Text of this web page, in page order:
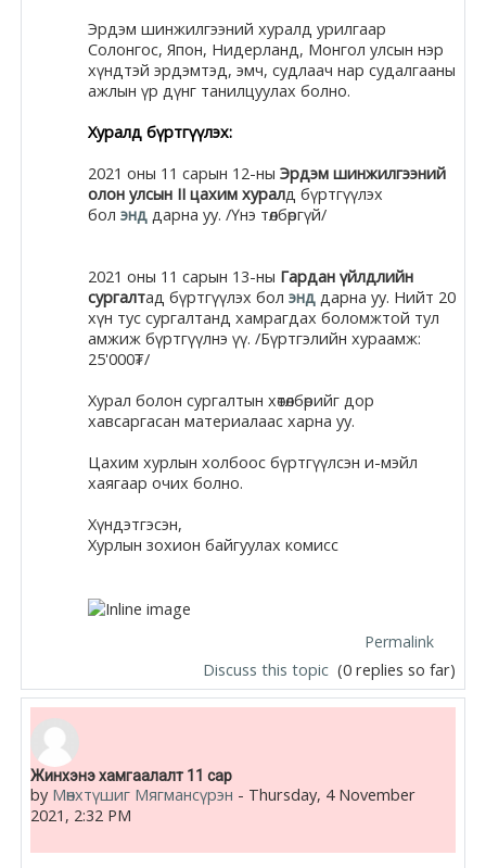
Эрдэм шинжилгээний хуралд урилгаар
Солонгос, Япон, Нидерланд, Монгол улсын нэр
хүндтэй эрдэмтэд, эмч, судлаач нар судалгааны
ажлын үр дүнг танилцуулах болно.
Хуралд бүртгүүлэх:
2021 оны 11 сарын 12-ны Эрдэм шинжилгээний
олон улсын II цахим хуралд бүртгүүлэх
бол энд дарна уу. /Үнэ төлбөргүй/
2021 оны 11 сарын 13-ны Гардан үйлдлийн
сургалтад бүртгүүлэх бол энд дарна уу. Нийт 20
хүн тус сургалтанд хамрагдах боломжтой тул
амжиж бүртгүүлнэ үү. /Бүртгэлийн хураамж:
25'000₮/
Хурал болон сургалтын хөтөлбөрийг дор
хавсаргасан материалаас харна уу.
Цахим хурлын холбоос бүртгүүлсэн и-мэйл
хаягаар очих болно.
Хүндэтгэсэн,
Хурлын зохион байгуулах комисс
Permalink
Discuss this topic (0 replies so far)
Жинхэнэ хамгаалалт 11 сар
by Мөнхтүшиг Мягмансүрэн - Thursday, 4 November
2021, 2:32 PM